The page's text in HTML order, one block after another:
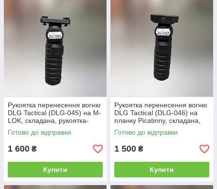
Рукоятка перенесення вогню
DLG Tactical (DLG-045) на M-
LOK, складана, рукоятка-
сошки
Готово до відправки
1 600 ₴
Купити
Рукоятка перенесення вогню
DLG Tactical (DLG-046) на
планку Picatinny, складана,
рукоятка-сошки
Готово до відправки
1 500 ₴
Купити